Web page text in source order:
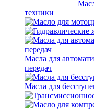
техники
Масла для
передач
Масла для